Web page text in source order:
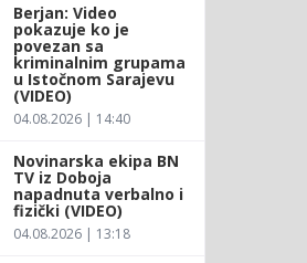
Berjan: Video
pokazuje ko je
povezan sa
kriminalnim grupama
u Istočnom Sarajevu
(VIDEO)
04.08.2026 | 14:40
Novinarska ekipa BN
TV iz Doboja
napadnuta verbalno i
fizički (VIDEO)
04.08.2026 | 13:18